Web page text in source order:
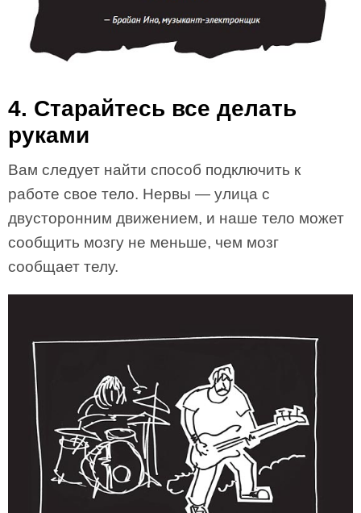
4. Старайтесь все делать
руками
Вам следует найти способ подключить к
работе свое тело. Нервы — улица с
двусторонним движением, и наше тело может
сообщить мозгу не меньше, чем мозг
сообщает телу.